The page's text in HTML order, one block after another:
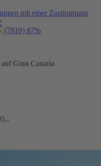
mit einer Zustimmung
(7810) 87%
Gran Canaria